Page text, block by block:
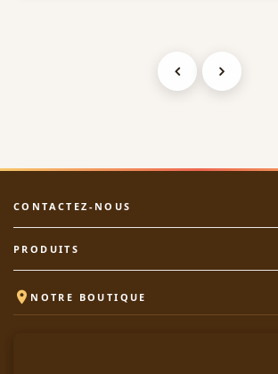
CONTACTEZ-NOUS
PRODUITS
 NOTRE BOUTIQUE